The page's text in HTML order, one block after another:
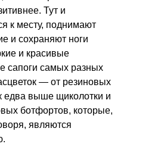
Тут и
к месту, поднимают
и сохраняют ноги
и красивые
сапоги самых разных
— от резиновых
едва выше щиколотки и
ботфортов, которые,
являются